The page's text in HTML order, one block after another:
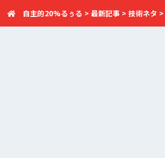
自主的20%るぅる > 最新記事 > 技術ネタ >